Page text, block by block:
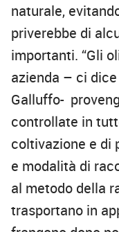
naturale,
priverebbe di
importanti. “Gli
azienda – ci
Galluffo-
controllate in
coltivazione e di
e modalità di
al metodo della
trasportano in